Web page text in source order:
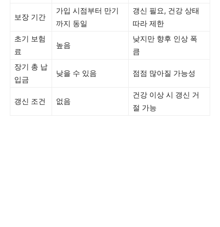
보장 기간
가입 시점부터 만기
까지 동일
갱신 필요, 건강 상태
따라 제한
초기 보험
료
높음
낮지만 향후 인상 폭
큼
장기 총 납
입금
낮을 수 있음 점점 많아질 가능성
갱신 조건 없음
건강 이상 시 갱신 거
절 가능